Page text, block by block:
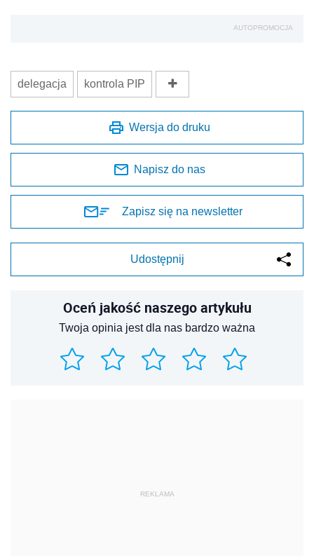
AUTOPROMOCJA
delegacja kontrola PIP
Wersja do druku
Napisz do nas
Zapisz się na newsletter
Udostępnij
Oceń jakość naszego artykułu
Twoja opinia jest dla nas bardzo ważna
REKLAMA